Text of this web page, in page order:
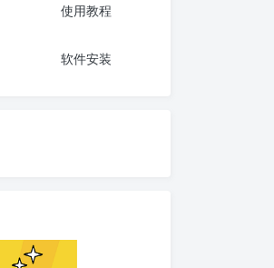
使用教程
软件安装